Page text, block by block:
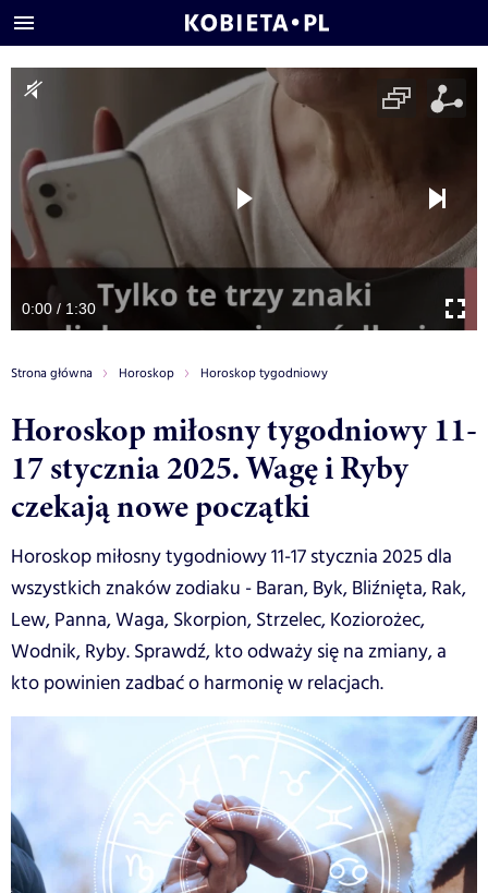
0:00 / 1:30
Strona główna Horoskop Horoskop tygodniowy
Horoskop miłosny tygodniowy 11-
17 stycznia 2025. Wagę i Ryby
czekają nowe początki
Horoskop miłosny tygodniowy 11-17 stycznia 2025 dla
wszystkich znaków zodiaku - Baran, Byk, Bliźnięta, Rak,
Lew, Panna, Waga, Skorpion, Strzelec, Koziorożec,
Wodnik, Ryby. Sprawdź, kto odważy się na zmiany, a
kto powinien zadbać o harmonię w relacjach.